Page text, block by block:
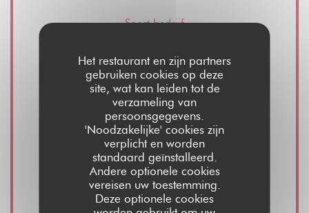
Het restaurant en zijn partners
gebruiken cookies op deze
site, wat kan leiden tot de
verzameling van
persoonsgegevens.
'Noodzakelijke' cookies zijn
verplicht en worden
standaard geïnstalleerd.
Andere optionele cookies
vereisen uw toestemming.
Deze optionele cookies
Soort bedrijf
Diensten
Wijnverkoop, Take away, Zomerterras,
Privatiseringsruimte restaurant en hal, Gratis
wifi
Betaalmethoden
Visa, meester, Contant geld, Debetkaart